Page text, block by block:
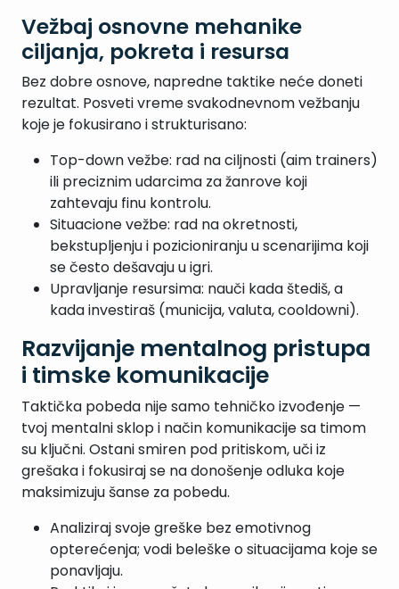
Vežbaj osnovne mehanike
ciljanja, pokreta i resursa
Bez dobre osnove, napredne taktike neće doneti
rezultat. Posveti vreme svakodnevnom vežbanju
koje je fokusirano i strukturisano:
Top-down vežbe: rad na ciljnosti (aim trainers)
ili preciznim udarcima za žanrove koji
zahtevaju finu kontrolu.
Situacione vežbe: rad na okretnosti,
bekstupljenju i pozicioniranju u scenarijima koji
se često dešavaju u igri.
Upravljanje resursima: nauči kada štediš, a
kada investiraš (municija, valuta, cooldowni).
Razvijanje mentalnog pristupa
i timske komunikacije
Taktička pobeda nije samo tehničko izvođenje —
tvoj mentalni sklop i način komunikacije sa timom
su ključni. Ostani smiren pod pritiskom, uči iz
grešaka i fokusiraj se na donošenje odluka koje
maksimizuju šanse za pobedu.
Analiziraj svoje greške bez emotivnog
opterećenja; vodi beleške o situacijama koje se
ponavljaju.